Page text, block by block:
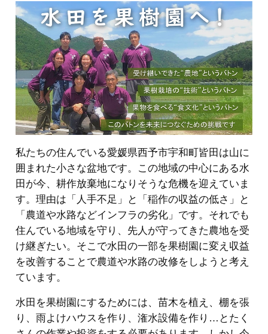
私たちの住んでいる愛媛県西予市宇和町皆田は山に
囲まれた小さな盆地です。この地域の中心にある水
田が今、耕作放棄地になりそうな危機を迎えていま
す。理由は「人手不足」と「稲作の収益の低さ」と
「農道や水路などインフラの劣化」です。それでも
住んでいる地域を守り、先人が守ってきた農地を受
け継ぎたい。そこで水田の一部を果樹園に変え収益
を改善することで農道や水路の改修をしようと考え
ています。
水田を果樹園にするためには、苗木を植え、棚を張
り、雨よけハウスを作り、潅水設備を作り…とたく